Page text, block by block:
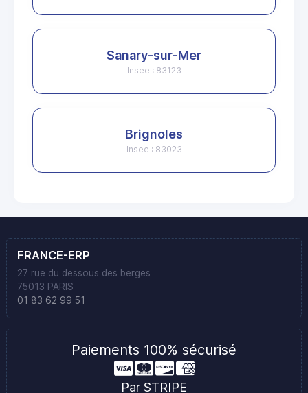
Sanary-sur-Mer
Insee : 83123
Brignoles
Insee : 83023
FRANCE-ERP
27 rue du dessous des berges
75013 PARIS
01 83 62 99 51
Paiements 100% sécurisé
Par STRIPE